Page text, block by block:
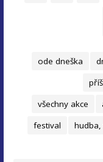
ode dneška
všechny akce
festival
hudba,